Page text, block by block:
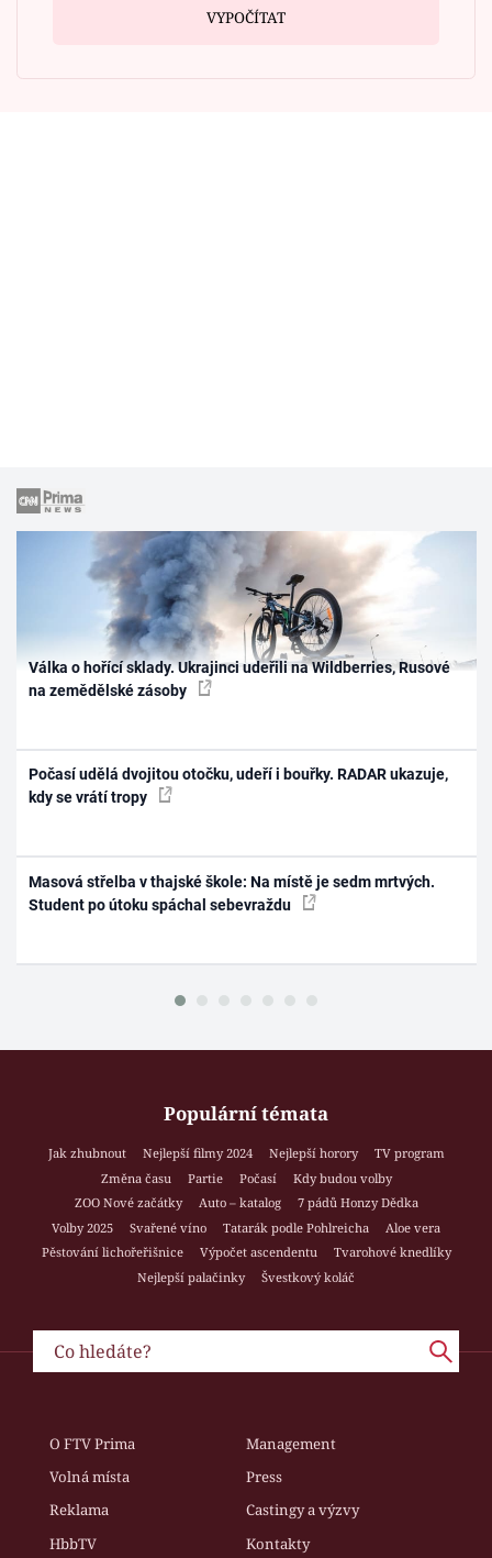
VYPOČÍTAT
Válka o hořící sklady. Ukrajinci udeřili na Wildberries, Rusové
na zemědělské zásoby
Počasí udělá dvojitou otočku, udeří i bouřky. RADAR ukazuje,
kdy se vrátí tropy
Masová střelba v thajské škole: Na místě je sedm mrtvých.
Student po útoku spáchal sebevraždu
Populární témata
Jak zhubnout Nejlepší filmy 2024 Nejlepší horory
TV program
Změna času
Partie Počasí
Kdy budou volby
ZOO Nové začátky
Auto – katalog
7 pádů Honzy Dědka
Volby 2025
Svařené víno Tatarák podle Pohlreicha
Aloe vera
Pěstování lichořeřišnice
Výpočet ascendentu
Tvarohové knedlíky
Nejlepší palačinky
Švestkový koláč
O FTV Prima
Management
Volná místa
Press
Reklama
Castingy a výzvy
HbbTV
Kontakty